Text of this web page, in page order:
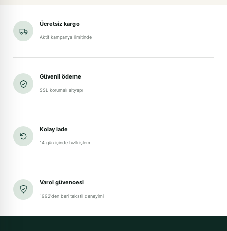
Ücretsiz kargo
Aktif kampanya limitinde
Güvenli ödeme
SSL korumalı altyapı
Kolay iade
14 gün içinde hızlı işlem
Varol güvencesi
1992'den beri tekstil deneyimi